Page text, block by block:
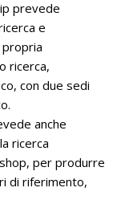
prevede
e
ricerca,
con due sedi
anche
ricerca
per produrre
di riferimento,